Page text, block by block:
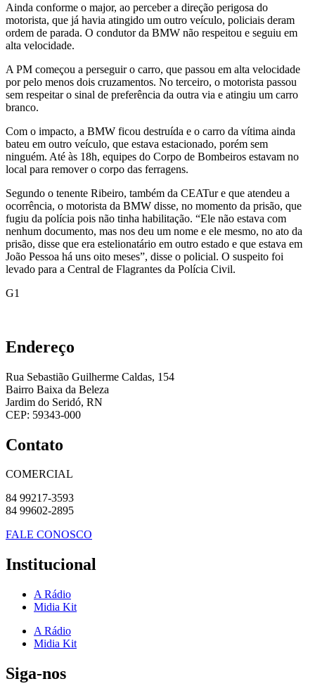
Ainda conforme o major, ao perceber a direção perigosa do
motorista, que já havia atingido um outro veículo, policiais deram
ordem de parada. O condutor da BMW não respeitou e seguiu em
alta velocidade.
A PM começou a perseguir o carro, que passou em alta velocidade
por pelo menos dois cruzamentos. No terceiro, o motorista passou
sem respeitar o sinal de preferência da outra via e atingiu um carro
branco.
Com o impacto, a BMW ficou destruída e o carro da vítima ainda
bateu em outro veículo, que estava estacionado, porém sem
ninguém. Até às 18h, equipes do Corpo de Bombeiros estavam no
local para remover o corpo das ferragens.
Segundo o tenente Ribeiro, também da CEATur e que atendeu a
ocorrência, o motorista da BMW disse, no momento da prisão, que
fugiu da polícia pois não tinha habilitação. “Ele não estava com
nenhum documento, mas nos deu um nome e ele mesmo, no ato da
prisão, disse que era estelionatário em outro estado e que estava em
João Pessoa há uns oito meses”, disse o policial. O suspeito foi
levado para a Central de Flagrantes da Polícia Civil.
G1
Endereço
Rua Sebastião Guilherme Caldas, 154
Bairro Baixa da Beleza
Jardim do Seridó, RN
CEP: 59343-000
Contato
COMERCIAL
84 99217-3593
84 99602-2895
FALE CONOSCO
Institucional
A Rádio
Midia Kit
A Rádio
Midia Kit
Siga-nos